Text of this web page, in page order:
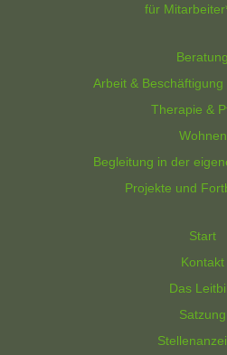
für
Beratung
Arbeit &
Therapie &
Wohnen
Begleitung in der
Projekte und
Start
Kontakt
Das
Satzung